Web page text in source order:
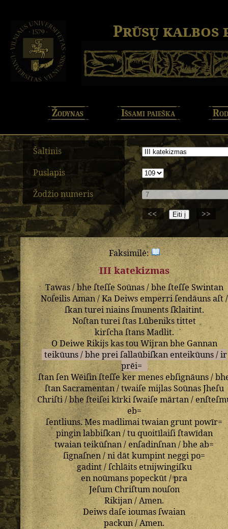
Prūsų kalbos
Žodynas Išsami paieška
Šaltinis
Puslapis
Žodžio numeris
<<
>>
Faksimilė:
III katekizmas
Tawas/bheſteſſe Soūnas/bheſteſſeSwintan
NoſeilisAman/KaDeiwsemperriſendāunsaſt/
ſkantureiniainsſmunentsſklaitint.
NoſtantureiſtasLūbenikstittet
kirſchaſtansMadlit.
ODeiweRikijskastouWijranbhe Gannan
teikūuns/bhe preiſallaūbiſkan enteikūuns/ir
prēi=
ſtanſen Wēiſinſteſſekermenes ebſignāuns/
ſtanSacramentan/twaiſemijlasSoūnasJheſu
Chriſti/bheſteiſeikīrkiſwaiſemārtan/
eb=
ſentliuns.Mesmadlimaitwaiangruntpowīr=
pinginlabbiſkan/tuquoitīlaiſiſtawīdan
twaian teikūſnan/enſadinſnan/bhe ab=
ſignaſnen/ni dātkumpintneggipo=
gadint/ſchlāitsetnijwingiſku
ennoūmanspopeckūt/pra
Jeſum Chriſtumnouſon
Rikijan/Amen.
Deiwsdaſeioumasſwaian
packun/Amen.